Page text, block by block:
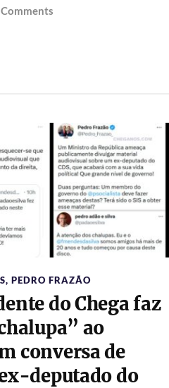
, PEDRO FRAZÃO
do Chega faz
ao
conversa de
deputado do